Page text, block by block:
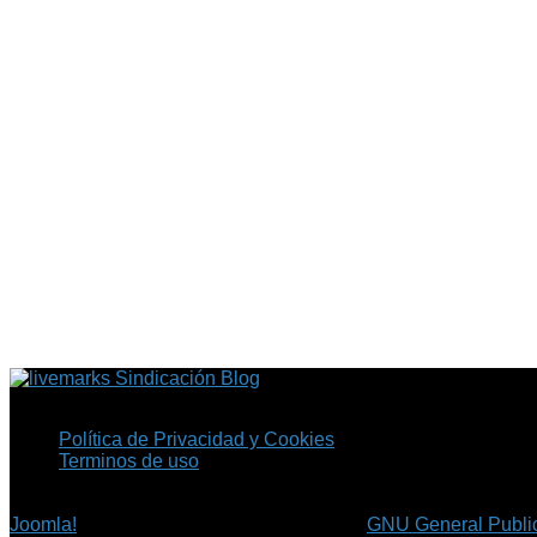
Sindicación Blog
Política de Privacidad y Cookies
Terminos de uso
Joomla!
GNU General